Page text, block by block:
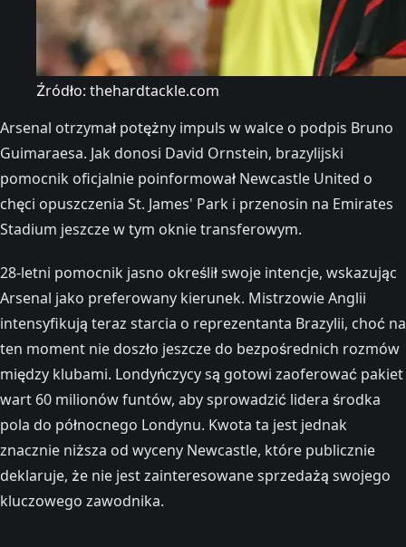
Źródło: thehardtackle.com
Arsenal otrzymał potężny impuls w walce o podpis Bruno
Guimaraesa. Jak donosi David Ornstein, brazylijski
pomocnik oficjalnie poinformował Newcastle United o
chęci opuszczenia St. James' Park i przenosin na Emirates
Stadium jeszcze w tym oknie transferowym.
28-letni pomocnik jasno określił swoje intencje, wskazując
Arsenal jako preferowany kierunek. Mistrzowie Anglii
intensyfikują teraz starcia o reprezentanta Brazylii, choć na
ten moment nie doszło jeszcze do bezpośrednich rozmów
między klubami. Londyńczycy są gotowi zaoferować pakiet
wart 60 milionów funtów, aby sprowadzić lidera środka
pola do północnego Londynu. Kwota ta jest jednak
znacznie niższa od wyceny Newcastle, które publicznie
deklaruje, że nie jest zainteresowane sprzedażą swojego
kluczowego zawodnika.